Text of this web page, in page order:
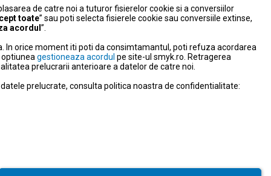
de catre noi a tuturor fisierelor cookie si a conversiilor
toate” sau poti selecta fisierele cookie sau conversiile extinse,
acordul ”.
In orice moment iti poti da consimtamantul, poti refuza acordarea
gestioneaza acordul pe site-ul smyk.ro. Retragerea
prelucrarii anterioare a datelor de catre noi.
prelucrate, consulta politica noastra de confidentialitate:
Program:
Luni-vineri: 10:00-18:00